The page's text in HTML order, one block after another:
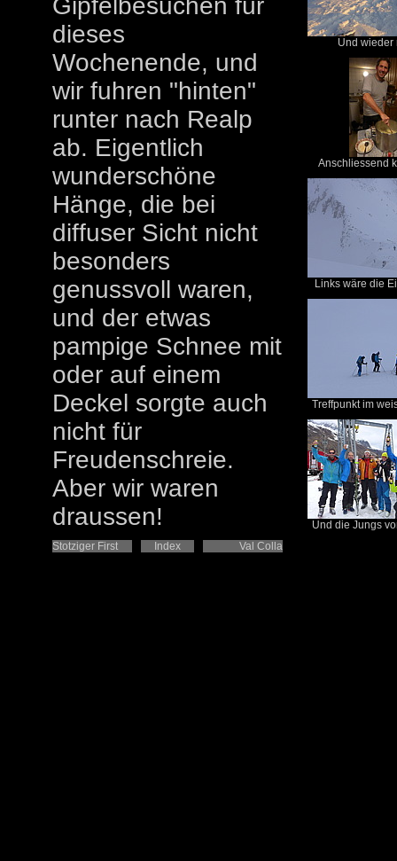
Gipfelbesuchen für
dieses
Wochenende, und
wir fuhren "hinten"
runter nach Realp
ab. Eigentlich
wunderschöne
Hänge, die bei
diffuser Sicht nicht
besonders
genussvoll waren,
und der etwas
pampige Schnee mit
oder auf einem
Deckel sorgte auch
nicht für
Freudenschreie.
Aber wir waren
draussen!
Und wieder
Anschliessend
Links wäre die
Treffpunkt im
Und die Jungs
Stotziger First
Index Val Colla